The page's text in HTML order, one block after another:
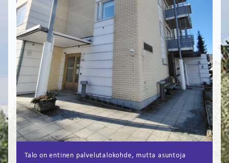
EN
Talo on entinen palvelutalokohde, mutta asuntoja